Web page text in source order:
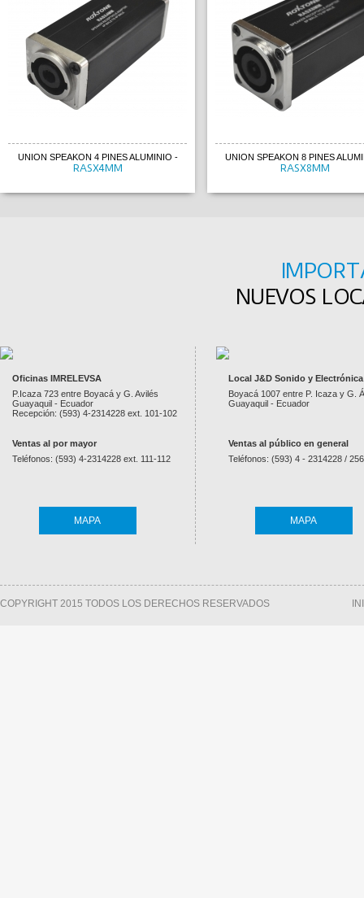
UNION SPEAKON 4 PINES ALUMINIO -
RASX4MM
UNION SPEAKON 8 PINES
RASX8MM
NUEVOS
Oficinas IMRELEVSA
P.Icaza 723 entre Boyacá y G. Avilés
Guayaquil - Ecuador
Recepción: (593) 4-2314228 ext. 101-102
Ventas al por mayor
Teléfonos: (593) 4-2314228 ext. 111-112
MAPA
Local J&D Sonido y Electrónica
Boyacá 1007 entre P. Icaza y G.
Guayaquil - Ecuador
Ventas al público en general
Teléfonos: (593) 4 - 2314228 /
MAPA
COPYRIGHT 2015 TODOS LOS DERECHOS RESERVADOS